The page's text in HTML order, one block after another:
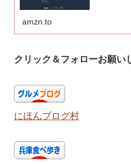
amzn.to
クリック＆フォローお願い
にほんブログ村